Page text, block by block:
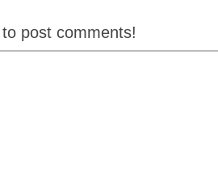
to post comments!